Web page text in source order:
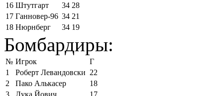
16 Штутгарт 34 28
17 Ганновер-96 34 21
18 Нюрнберг 34 19
Бомбардиры:
№ Игрок
Г
1
Роберт Левандовски 22
2
Пако Алькасер
18
3
Лука Йович
17